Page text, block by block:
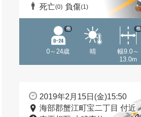
死亡(0) 負傷(1)
0～24歳
他
晴
幅9.0～
13.0m
他
2019年2月15日(金)15:50
海部郡蟹江町宝二丁目 付近